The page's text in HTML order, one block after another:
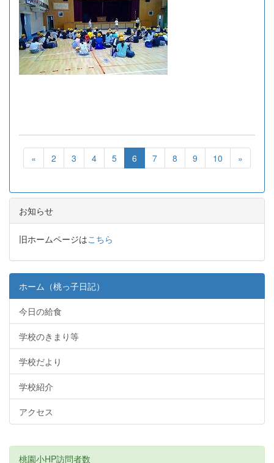
« 2 3 4 5 6 7 8 9 10 »
お知らせ
旧ホームページはこちら
ホーム（桃っ子日記）
今日の給食
学校のきまり等
学校だより
学校紹介
アクセス
桃園小HP訪問者数